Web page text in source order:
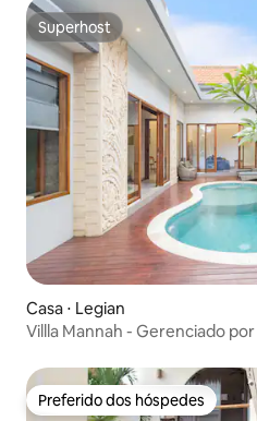
Superhost
Superhost
Casa ⋅ Legian
Villla Mannah - Gerenciado
Preferido dos hóspedes
Preferido dos hóspedes